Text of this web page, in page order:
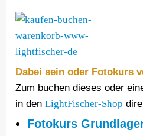
Dabei sein oder Fotokurs
Zum buchen dieses oder
in den LightFischer-Shop
Fotokurs